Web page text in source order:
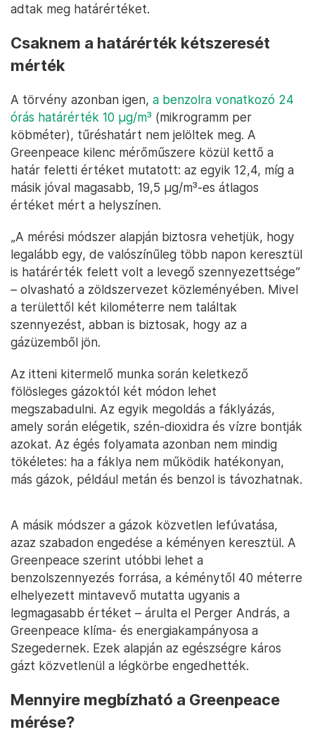
adtak meg határértéket.
Csaknem a határérték kétszeresét
mérték
A törvény azonban igen, a benzolra vonatkozó 24
órás határérték 10 μg/m³ (mikrogramm per
köbméter), tűréshatárt nem jelöltek meg. A
Greenpeace kilenc mérőműszere közül kettő a
határ feletti értéket mutatott: az egyik 12,4, míg a
másik jóval magasabb, 19,5 μg/m³-es átlagos
értéket mért a helyszínen.
„A mérési módszer alapján biztosra vehetjük, hogy
legalább egy, de valószínűleg több napon keresztül
is határérték felett volt a levegő szennyezettsége”
– olvasható a zöldszervezet közleményében. Mivel
a területtől két kilométerre nem találtak
szennyezést, abban is biztosak, hogy az a
gázüzemből jön.
Az itteni kitermelő munka során keletkező
fölösleges gázoktól két módon lehet
megszabadulni. Az egyik megoldás a fáklyázás,
amely során elégetik, szén-dioxidra és vízre bontják
azokat. Az égés folyamata azonban nem mindig
tökéletes: ha a fáklya nem működik hatékonyan,
más gázok, például metán és benzol is távozhatnak.
A másik módszer a gázok közvetlen lefúvatása,
azaz szabadon engedése a kéményen keresztül. A
Greenpeace szerint utóbbi lehet a
benzolszennyezés forrása, a kéménytől 40 méterre
elhelyezett mintavevő mutatta ugyanis a
legmagasabb értéket – árulta el Perger András, a
Greenpeace klíma- és energiakampányosa a
Szegedernek. Ezek alapján az egészségre káros
gázt közvetlenül a légkörbe engedhették.
Mennyire megbízható a Greenpeace
mérése?